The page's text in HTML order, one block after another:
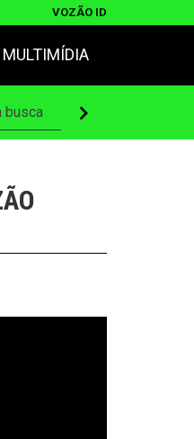
VOZÃO ID
MULTIMÍDIA